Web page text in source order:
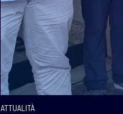
ATTUALITÀ